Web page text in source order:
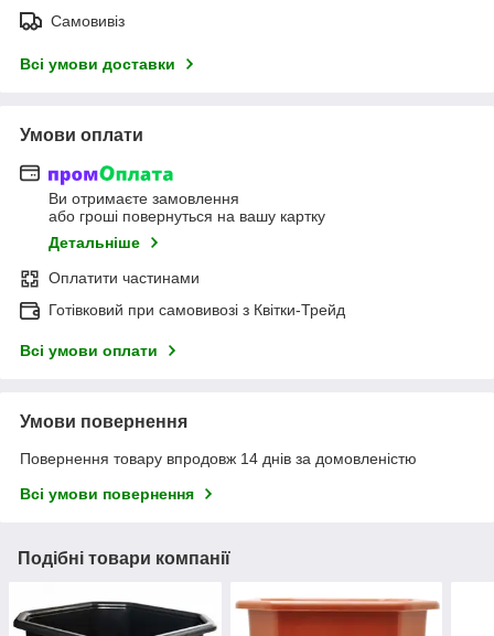
Самовивіз
Всі умови доставки
Умови оплати
Ви отримаєте замовлення
або гроші повернуться на вашу картку
Детальніше
Оплатити частинами
Готівковий при самовивозі з Квітки-Трейд
Всі умови оплати
Умови повернення
Повернення товару впродовж 14 днів за домовленістю
Всі умови повернення
Подібні товари компанії